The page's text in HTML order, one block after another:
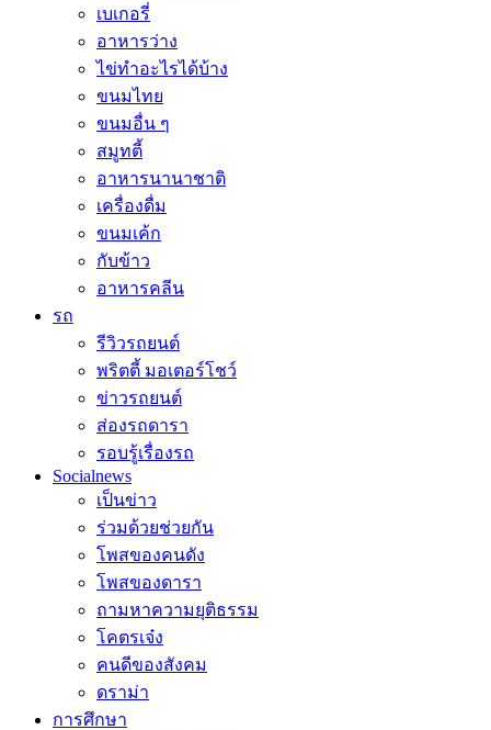
เบเกอรี่
อาหารว่าง
ไข่ทำอะไรได้บ้าง
ขนมไทย
ขนมอื่น ๆ
สมูทตี้
อาหารนานาชาติ
เครื่องดื่ม
ขนมเค้ก
กับข้าว
อาหารคลีน
รถ
รีวิวรถยนต์
พริตตี้ มอเตอร์โชว์
ข่าวรถยนต์
ส่องรถดารา
รอบรู้เรื่องรถ
Socialnews
เป็นข่าว
ร่วมด้วยช่วยกัน
โพสของคนดัง
โพสของดารา
ถามหาความยุติธรรม
โคตรเจ๋ง
คนดีของสังคม
ดราม่า
การศึกษา